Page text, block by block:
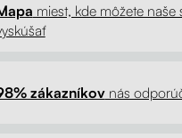
miest, kde môžete naše
zákazníkovnás